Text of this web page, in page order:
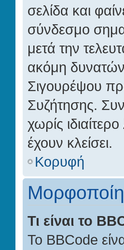
σελίδα και
σύνδεσμο
μετά την
ακόμη
Σιγουρέψου
Συζήτησης.
χωρίς
έχουν κλείσει.
Κορυφή
Τι είναι το
Το BBCode